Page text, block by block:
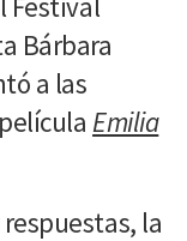
Bárbara
a las
Emilia
la